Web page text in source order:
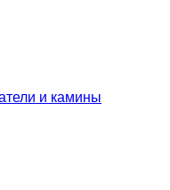
и камины